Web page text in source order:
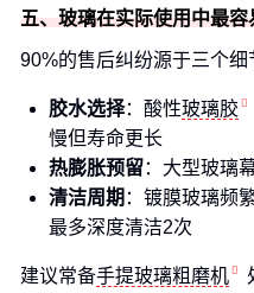
五、玻璃在实际使用中最
90%的售后纠纷源于三个细
胶水选择：酸性玻璃胶
慢但寿命更长
热膨胀预留：大型玻璃
清洁周期 ：镀膜玻璃频
最多深度清洁2次
建议常备手提玻璃粗磨机